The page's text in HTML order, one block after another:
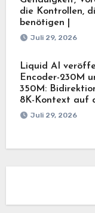
die Kontrollen,
benötigen |
Juli 29, 2026
Liquid AI
Encoder-230M
350M:
8K-Kontext auf
Juli 29, 2026